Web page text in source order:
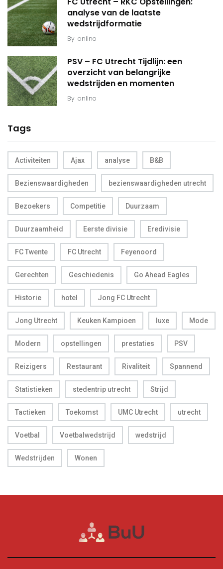
analyse van de laatste
wedstrijdformatie
By onlino
PSV – FC Utrecht Tijdlijn: een
overzicht van belangrijke
wedstrijden en momenten
By onlino
Tags
Activiteiten Ajax analyse B&B
Bezienswaardigheden bezienswaardigheden utrecht
Bezoekers Competitie Duurzaam
Duurzaamheid Eerste divisie Eredivisie
FC Twente FC Utrecht Feyenoord
Gerechten Geschiedenis Go Ahead Eagles
Historie hotel Jong FC Utrecht
Jong Utrecht Keuken Kampioen luxe Mode
Modern opstellingen prestaties PSV
Reizigers Restaurant Rivaliteit Spannend
Statistieken stedentrip utrecht Strijd
Tactieken Toekomst UMC Utrecht utrecht
Voetbal Voetbalwedstrijd wedstrijd
Wedstrijden Wonen